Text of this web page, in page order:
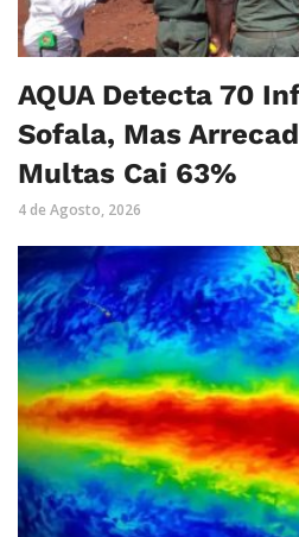
AQUA Detecta 70
Sofala, Mas
Multas Cai 63%
4 de Agosto, 2026